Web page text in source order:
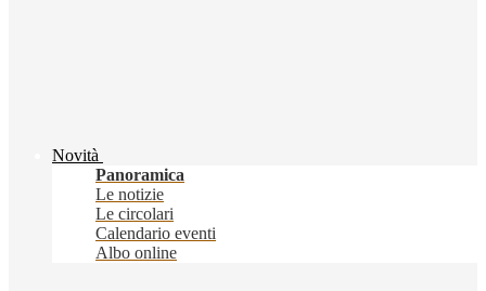
Novità
Panoramica
Le notizie
Le circolari
Calendario eventi
Albo online